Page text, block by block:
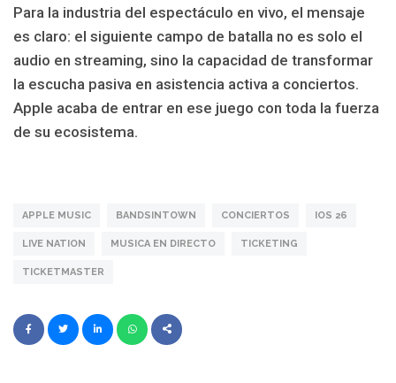
Para la industria del espectáculo en vivo, el mensaje
es claro: el siguiente campo de batalla no es solo el
audio en streaming, sino la capacidad de transformar
la escucha pasiva en asistencia activa a conciertos.
Apple acaba de entrar en ese juego con toda la fuerza
de su ecosistema.
APPLE MUSIC BANDSINTOWN CONCIERTOS IOS 26
LIVE NATION MUSICA EN DIRECTO TICKETING
TICKETMASTER